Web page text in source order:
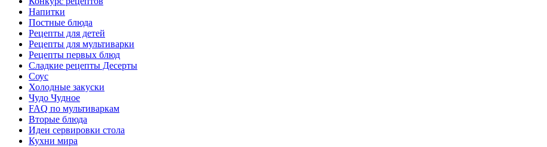
Напитки
Постные блюда
Рецепты для детей
Рецепты для мультиварки
Рецепты первых блюд
Сладкие рецепты Десерты
Соус
Холодные закуски
Чудо Чудное
FAQ по мультиваркам
Вторые блюда
Идеи сервировки стола
Кухни мира